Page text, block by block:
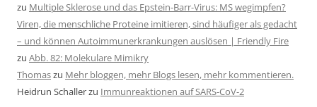
zu Multiple Sklerose und das Epstein-Barr-Virus: MS wegimpfen?
Viren, die menschliche Proteine imitieren, sind häufiger als gedacht
– und können Autoimmunerkrankungen auslösen | Friendly Fire
zu Abb. 82: Molekulare Mimikry
Thomaszu Mehr bloggen, mehr Blogs lesen, mehr kommentieren.
Heidrun Schallerzu Immunreaktionen auf SARS-CoV-2